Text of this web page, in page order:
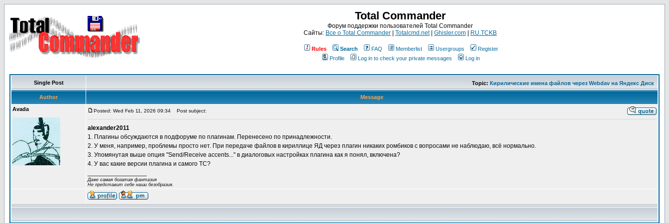
Total Commander
Форум поддержки пользователей Total Commander
Сайты: Все о Total Commander Totalcmd.net| Ghisler.com RU.TCKB
Rules Search FAQ Memberlist Usergroups
Register
Profile
Log in to check your private messages Log in
Single Post Topic: Кирилические имена файлов через Webdav на Яндекс Диск
Author
Message
Avada
Posted: Wed Feb 11, 2026 09:34 Post subject:
alexander2011
1. Плагины обсуждаются в подфоруме по плагинам. Перенесено по принадлежности.
2. У меня, например, проблемы просто нет. При передаче файлов в кириллице ЯД через плагин никаких ромбиков с вопросами не наблюдаю, всё нормально.
3. Упомянутая выше опция "Send/Receive accents..." в диалоговых настройках плагина как я понял, включена?
4. У вас какие версии плагина и самого TC?
Даже самая богатая фантазия
Не представит себе наши безобразия.